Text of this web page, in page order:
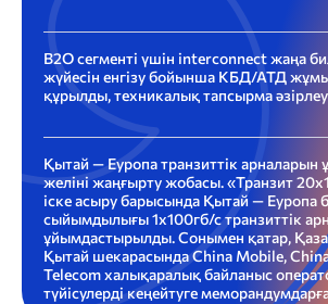
B2O сегменті үшін interconnect жаңа
жүйесін енгізу бойынша КБД/АТД
құрылды, техникалық тапсырма
Қытай — Еуропа транзиттік арналарын
желіні жаңғырту жобасы. «Транзит
іске асыру барысында Қытай — Еуропа
сыйымдылығы 1х100гб/с транзиттік
ұйымдастырылды. Сонымен қатар,
Қытай шекарасында China Mobile,
Telecom халықаралық байланыс
түйісулерді кеңейтуге